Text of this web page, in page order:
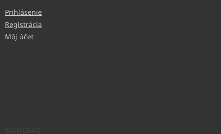
Prihlásenie
Registrácia
Môj účet